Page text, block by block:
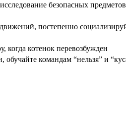
безопасных предметов
постепенно
когда котенок перевозбужден
командам “нельзя” и